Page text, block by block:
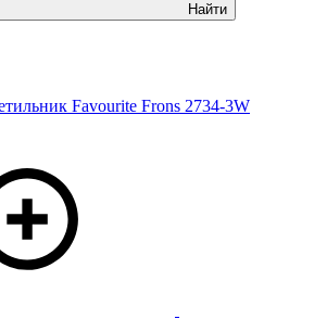
Найти
Favourite Frons 2734-3W